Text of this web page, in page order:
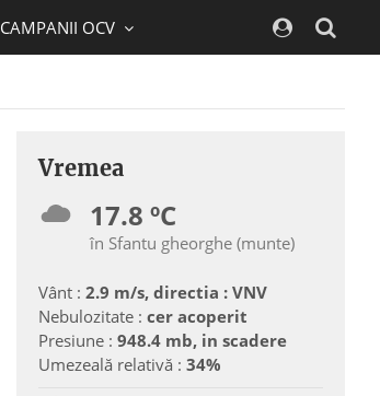
CAMPANII OCV
Vremea
17.8 ºC
în Sfantu gheorghe (munte)
Vânt : 2.9 m/s, directia : VNV
Nebulozitate : cer acoperit
Presiune : 948.4 mb, in scadere
Umezeală relativă : 34%